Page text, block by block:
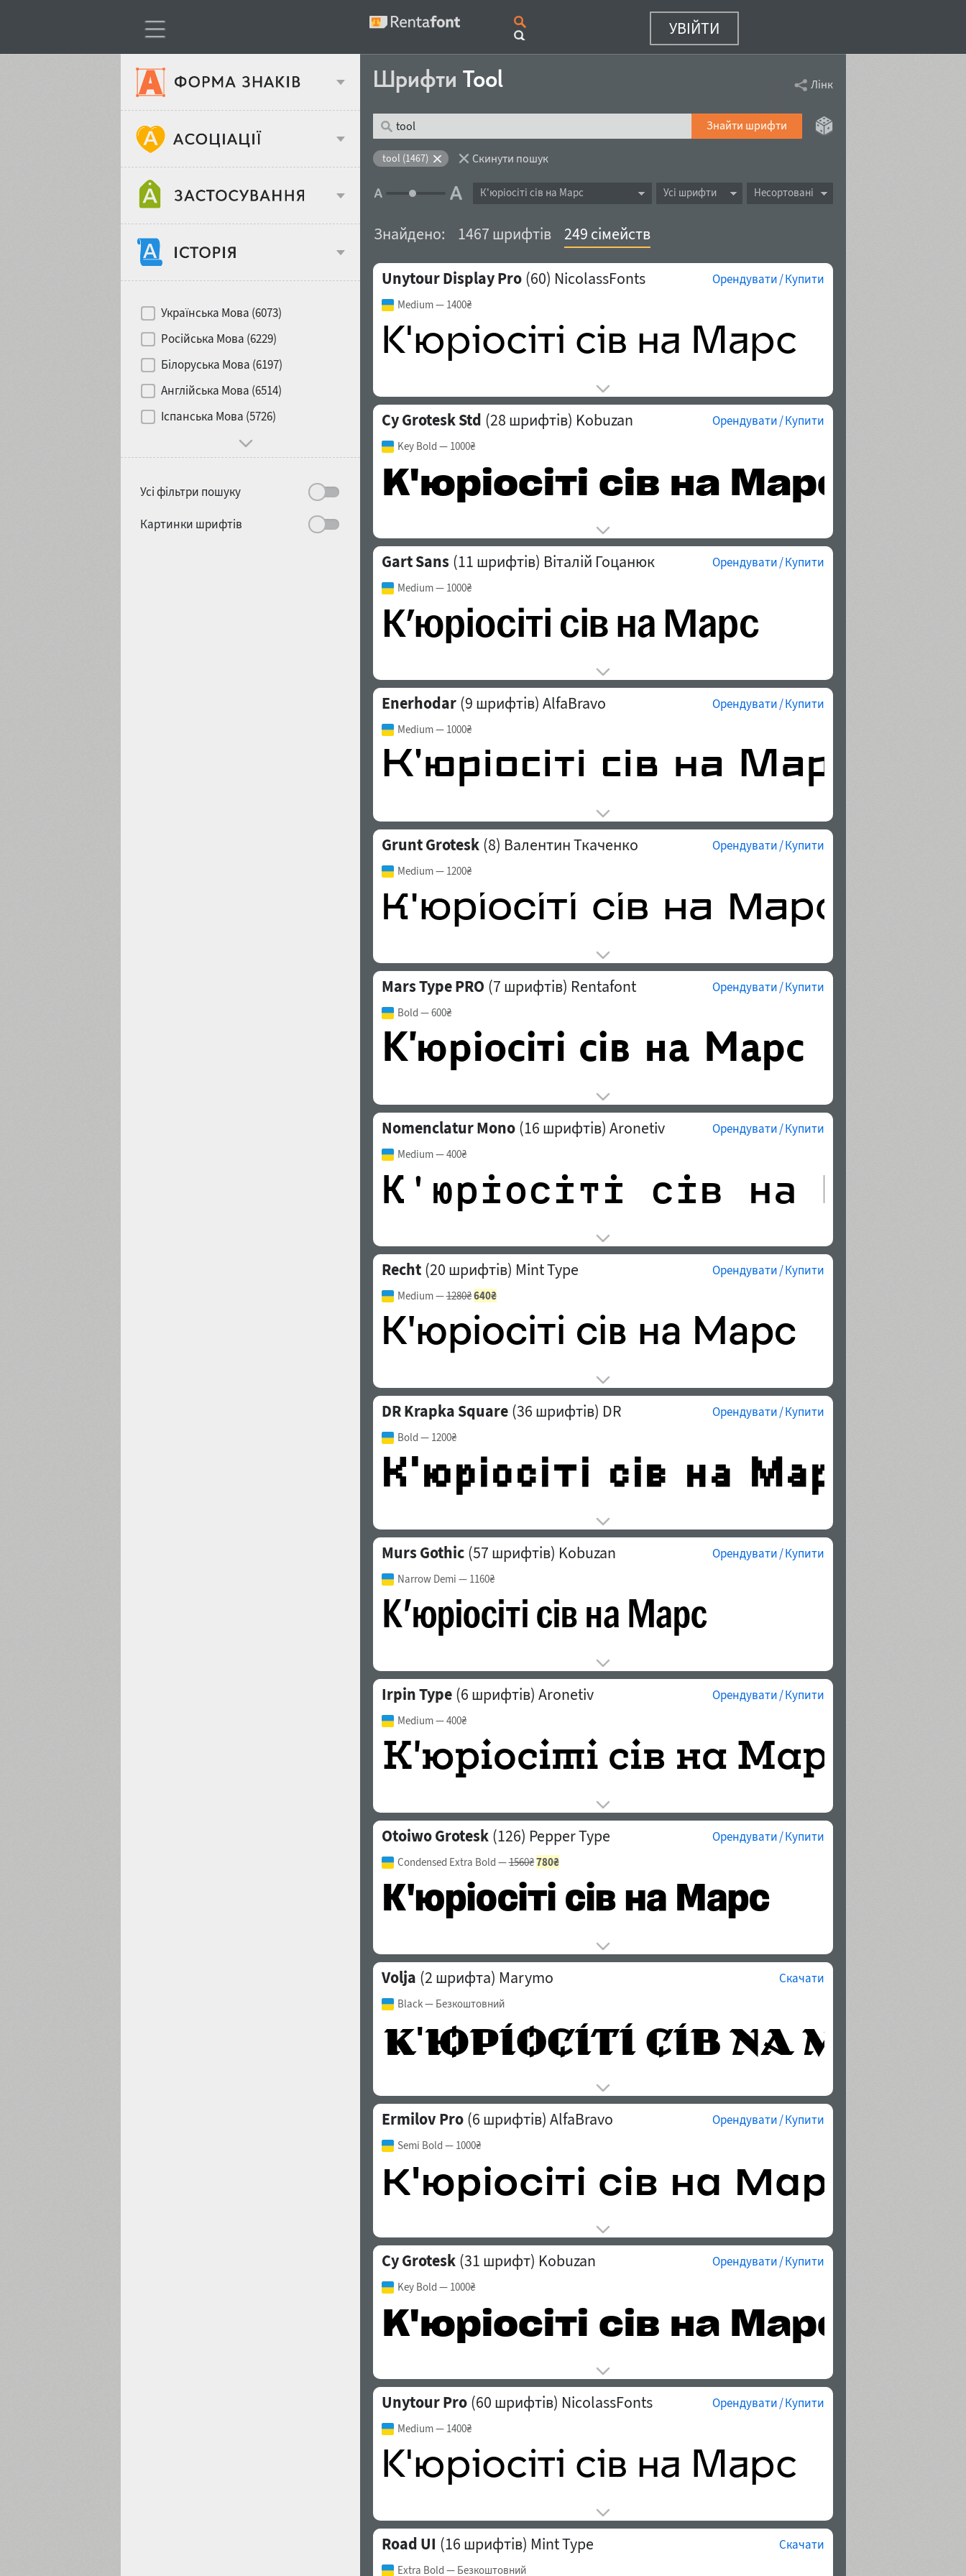
УВІЙТИ
Тип шрифтів
Ширина
Контраст
Віковий стереотип
Гендерний стереотип
Характер і поведінка
Об'єкт дизайну
Українська Мова (6073)
Російська Мова (6229)
Білоруська Мова (6197)
Англійська Мова (6514)
Іспанська Мова (5726)
Усі фільтри пошуку
Картинки шрифтів
Шрифти Tool Лінк
Знайти шрифти
tool (1467) Скинути пошук
Усі шрифти Несортовані
К'юрiосiтi сів на Марс
Знайдено: 1467 шрифтів 249 сімейств
Unytour Display Pro (60) NicolassFonts Орендувати / Купити
Medium— 1400₴
Cy Grotesk Std (28 шрифтів) Kobuzan Орендувати / Купити
Key Bold — 1000₴
Gart Sans (11 шрифтів) Віталій Гоцанюк Орендувати / Купити
Medium— 1000₴
Enerhodar (9 шрифтів) AlfaBravo Орендувати / Купити
Medium— 1000₴
Grunt Grotesk (8) Валентин Ткаченко Орендувати / Купити
Medium— 1200₴
Mars Type PRO (7 шрифтів) Rentafont Орендувати / Купити
Bold — 600₴
Nomenclatur Mono (16 шрифтів) Aronetiv Орендувати / Купити
Medium— 400₴
Recht (20 шрифтів) Mint Type Орендувати / Купити
Medium—1280₴640₴
DR Krapka Square (36 шрифтів) DR Орендувати / Купити
Bold — 1200₴
Murs Gothic (57 шрифтів) Kobuzan Орендувати / Купити
Narrow Demi — 1160₴
Irpin Type (6 шрифтів) Aronetiv Орендувати / Купити
Medium— 400₴
Otoiwo Grotesk (126) Pepper Type Орендувати / Купити
Condensed Extra Bold —1560₴780₴
Volja (2 шрифта) Marymo Скачати
Black— Безкоштовний
Ermilov Pro (6 шрифтів) AlfaBravo Орендувати / Купити
Semi Bold — 1000₴
Cy Grotesk (31 шрифт) Kobuzan Орендувати / Купити
Key Bold — 1000₴
Unytour Pro (60 шрифтів) NicolassFonts Орендувати / Купити
Medium— 1400₴
Road UI (16 шрифтів) Mint Type Скачати
Extra Bold — Безкоштовний